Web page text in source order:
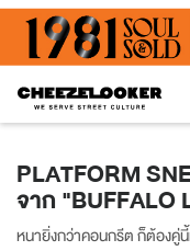
PLATFORM
จาก "BUFFALO
หนายิ่งกว่าคอนกรีต ก็ต้องคู่นี้